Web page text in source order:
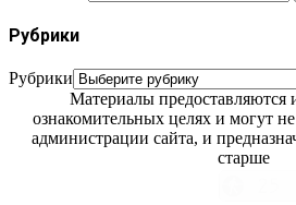
Рубрики
Рубрики
Материалы предоставляются
ознакомительных целях и могут
администрации сайта, и
старше